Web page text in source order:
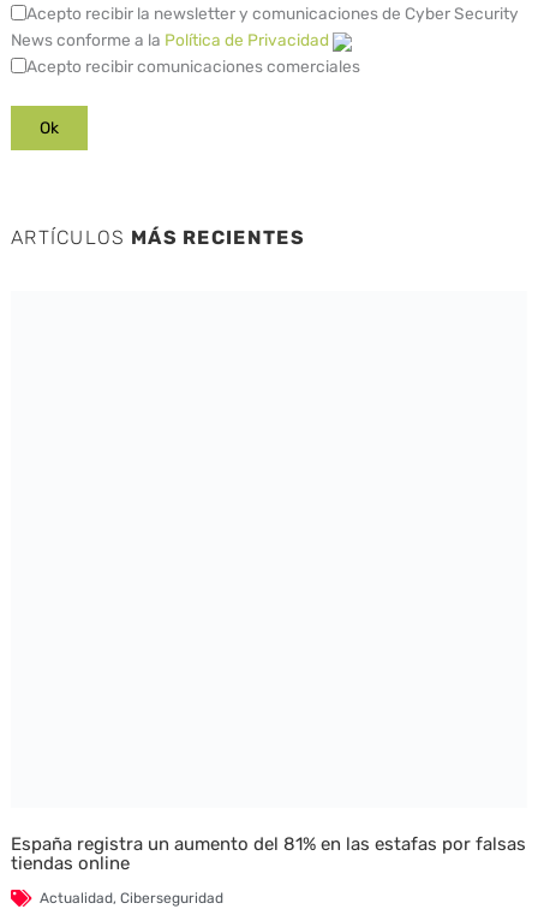
Acepto recibir la newsletter y comunicaciones de Cyber Security
News conforme a la Política de Privacidad
Acepto recibir comunicaciones comerciales
ARTÍCULOS MÁS RECIENTES
España registra un aumento del 81% en las estafas por falsas
tiendas online
Actualidad, Ciberseguridad